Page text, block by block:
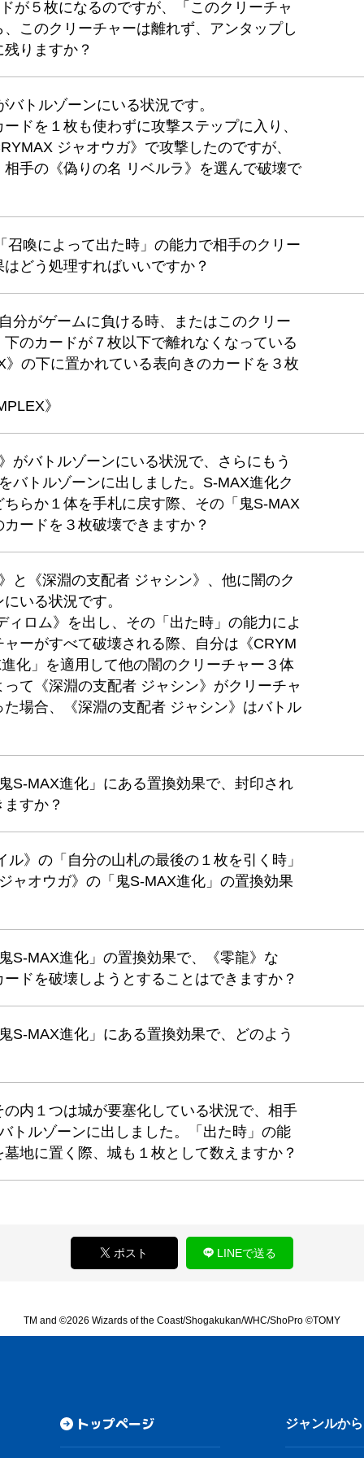
が５枚になるのですが、「このクリーチャ
このクリーチャーは離れず、アンタップし
りますか？
トルゾーンにいる状況です。
ドを１枚も使わずに攻撃ステップに入り、
ジャオウガ》で攻撃したのですが、
手の《偽りの名 リベルラ》を選んで破壊で
喚によって出た時」の能力で相手のクリー
どう処理すればいいですか？
分がゲームに負ける時、またはこのクリー
のカードが７枚以下で離れなくなっている
の下に置かれている表向きのカードを３枚
》
がバトルゾーンにいる状況で、さらにもう
バトルゾーンに出しました。S-MAX進化ク
らか１体を手札に戻す際、その「鬼S-MAX
ードを３枚破壊できますか？
と《深淵の支配者 ジャシン》、他に闇のク
いる状況です。
ロム》を出し、その「出た時」の能力によ
ーがすべて破壊される際、自分は《CRYM
化」を適用して他の闇のクリーチャー３体
て《深淵の支配者 ジャシン》がクリーチャ
場合、《深淵の支配者 ジャシン》はバトル
S-MAX進化」にある置換効果で、封印され
すか？
》の「自分の山札の最後の１枚を引く時」
ャオウガ》の「鬼S-MAX進化」の置換効果
S-MAX進化」の置換効果で、《零龍》な
ドを破壊しようとすることはできますか？
S-MAX進化」にある置換効果で、どのよう
内１つは城が要塞化している状況で、相手
トルゾーンに出しました。「出た時」の能
地に置く際、城も１枚として数えますか？
ポスト LINEで送る
TM and ©2026 Wizards of the Coast/Shogakukan/WHC/ShoPro ©TOMY
トップページ ジャンルか